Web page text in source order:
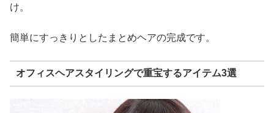
け。
簡単にすっきりとしたまとめヘアの完成です。
オフィスヘアスタイリングで重宝するアイテム3選